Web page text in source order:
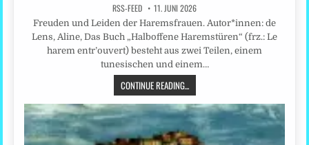
RSS-FEED 11. JUNI 2026
Freuden und Leiden der Haremsfrauen. Autor*innen: de
Lens, Aline, Das Buch „Halboffene Haremstüren“ (frz.: Le
harem entr’ouvert) besteht aus zwei Teilen, einem
tunesischen und einem…
CONTINUE READING...